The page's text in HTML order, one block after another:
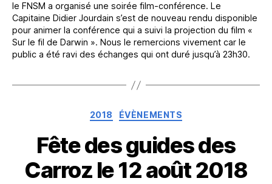
le FNSM a organisé une soirée film-conférence. Le
Capitaine Didier Jourdain s’est de nouveau rendu disponible
pour animer la conférence qui a suivi la projection du film «
Sur le fil de Darwin ». Nous le remercions vivement car le
public a été ravi des échanges qui ont duré jusqu’à 23h30.
Catégories
2018 ÉVÈNEMENTS
Fête des guides des
Carroz le 12 août 2018